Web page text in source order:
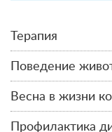
Терапия
Поведение
Весна в жизни
Профилактика